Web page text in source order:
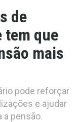
de
tem que
mais
pode reforçar
e ajudar
a pensão.